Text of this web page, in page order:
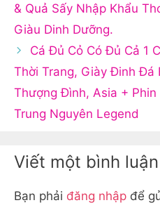
& Quả Sấy Nhập Khẩu
Giàu Dinh Dưỡng.
Cá Đủ Cỏ Có Đủ Cả 1
Thời Trang, Giày Đinh Đá
Thượng Đình, Asia +
Trung Nguyên Legend
Viết một bình luận
Bạn phải đăng nhập để